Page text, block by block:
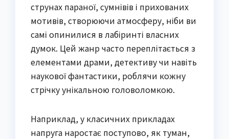
струнах параної, сумнівів і прихованих
мотивів, створюючи атмосферу, ніби ви
самі опинилися в лабіринті власних
думок. Цей жанр часто переплітається з
елементами драми, детективу чи навіть
наукової фантастики, роблячи кожну
стрічку унікальною головоломкою.
Наприклад, у класичних прикладах
напруга наростає поступово, як туман,